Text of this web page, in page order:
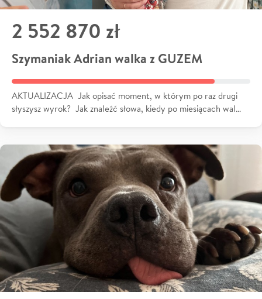
2 552 870 zł
Szymaniak Adrian walka z GUZEM
AKTUALIZACJA Jak opisać moment, w którym po raz drugi
słyszysz wyrok? Jak znaleźć słowa, kiedy po miesiącach wal…